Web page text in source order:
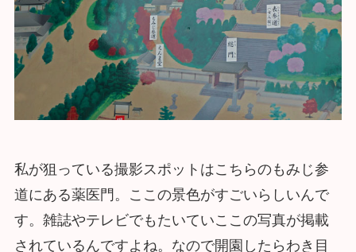
私が狙っている撮影スポットはこちらのもみじ参
道にある薬医門。ここの景色がすごいらしいんで
す。雑誌やテレビでもたいていここの写真が掲載
されているんですよね。なので開園したらわき目